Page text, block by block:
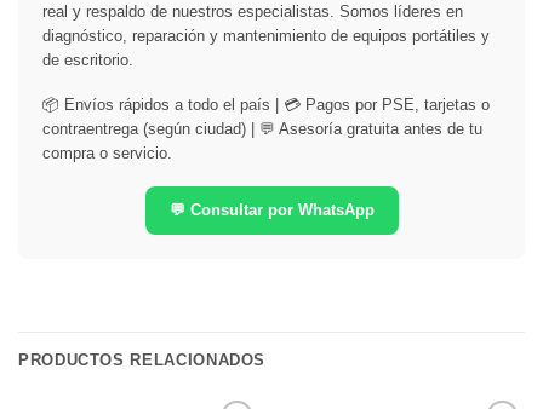
real y respaldo de nuestros especialistas. Somos líderes en
diagnóstico, reparación y mantenimiento de equipos portátiles y
de escritorio.
📦 Envíos rápidos a todo el país | 💳 Pagos por PSE, tarjetas o
contraentrega (según ciudad) | 💬 Asesoría gratuita antes de tu
compra o servicio.
💬 Consultar por WhatsApp
PRODUCTOS RELACIONADOS